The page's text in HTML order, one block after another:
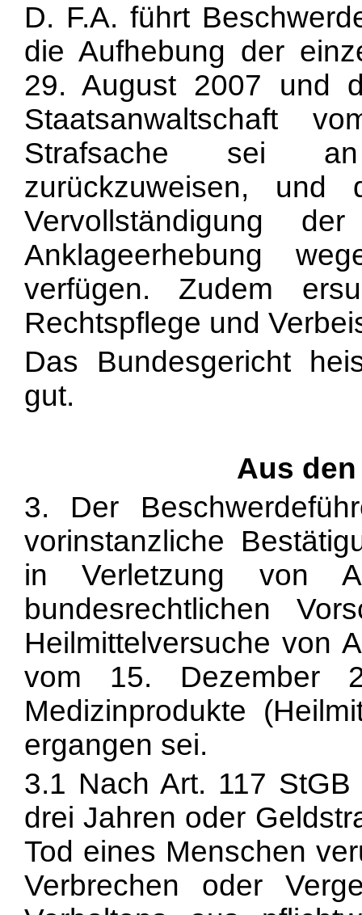
D. F.A. führt
die Aufhebung der
29. August 2007 und
Staatsanwaltschaft
Strafsache sei an
zurückzuweisen,
Vervollständigung
Anklageerhebung
verfügen. Zudem
Rechtspflege und
Das Bundesgericht
gut.
Aus
3. Der
vorinstanzliche
in Verletzung von
bundesrechtlichen
Heilmittelversuche von
vom 15. Dezember
Medizinprodukte
ergangen sei.
3.1 Nach Art. 117
drei Jahren oder
Tod eines Menschen
Verbrechen oder